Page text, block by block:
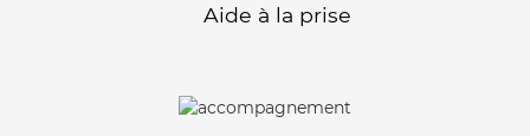
Aide à la prise